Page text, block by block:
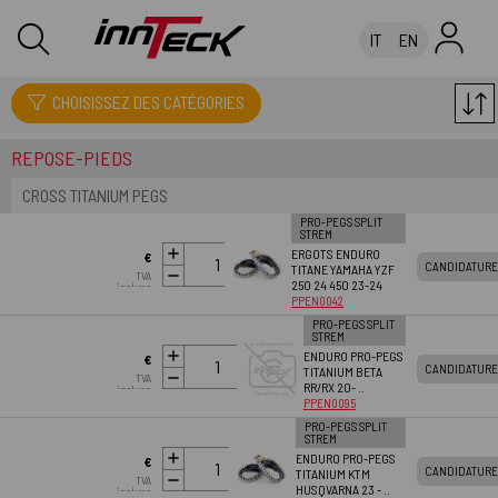
IT EN
CATALOGUE: PRO-PEGS SPLIT STREM
CHOISISSEZ DES CATÉGORIES
REPOSE-PIEDS
CROSS TITANIUM PEGS
PRO-PEGS SPLIT
STREM
ERGOTS ENDURO
TITANE YAMAHA YZF
250 24 450 23-24
PPEN0042
€
360.95
TVA
incluse
AJOUTER
AU PANIER
PRO-PEGS SPLIT
STREM
ENDURO PRO-PEGS
TITANIUM BETA
RR/RX 20- ..
PPEN0095
€
360.95
TVA
incluse
AJOUTER
AU PANIER
PRO-PEGS SPLIT
STREM
ENDURO PRO-PEGS
TITANIUM KTM
HUSQVARNA 23 - ..
€
360.95
TVA
incluse
AJOUTER
AU PANIER